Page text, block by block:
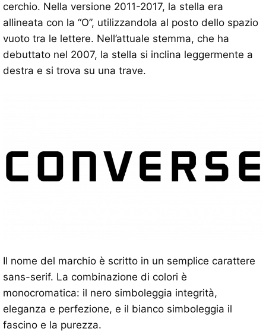
cerchio. Nella versione 2011-2017, la stella era
allineata con la “O”, utilizzandola al posto dello spazio
vuoto tra le lettere. Nell’attuale stemma, che ha
debuttato nel 2007, la stella si inclina leggermente a
destra e si trova su una trave.
Il nome del marchio è scritto in un semplice carattere
sans-serif. La combinazione di colori è
monocromatica: il nero simboleggia integrità,
eleganza e perfezione, e il bianco simboleggia il
fascino e la purezza.